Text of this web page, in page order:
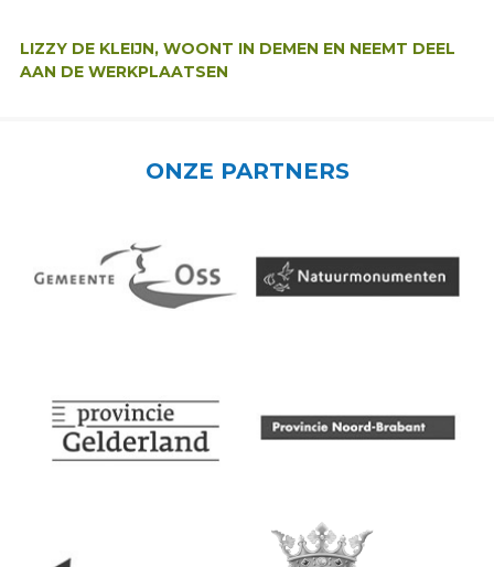
LIZZY DE KLEIJN, WOONT IN DEMEN EN NEEMT DEEL
AAN DE WERKPLAATSEN
ONZE PARTNERS